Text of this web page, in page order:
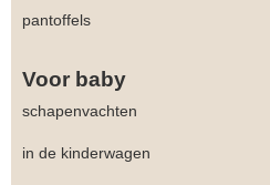
pantoffels
Voor baby
schapenvachten
in de kinderwagen